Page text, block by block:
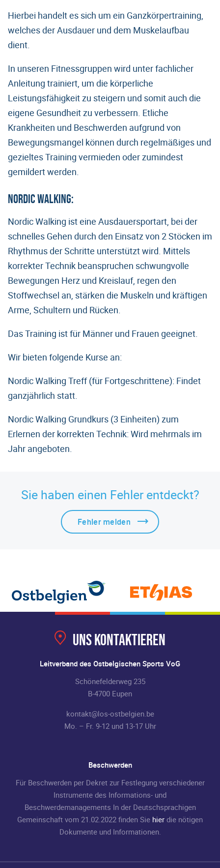
Hierbei handelt es sich um ein Ganzkörpertraining,
welches der Ausdauer und dem Muskelaufbau
dient.
In unseren Fitnessgruppen wird unter fachlicher
Anleitung trainiert, um die körperliche
Leistungsfähigkeit zu steigern und somit auch die
eigene Gesundheit zu verbessern. Etliche
Krankheiten und Beschwerden aufgrund von
Bewegungsmangel können durch regelmäßiges und
gezieltes Training vermieden oder zumindest
gemildert werden.
Nordic Walking:
Nordic Walking ist eine Ausdauersportart, bei der
schnelles Gehen durch den Einsatz von 2 Stöcken im
Rhythmus der Schritte unterstützt wird. Mittels
korrekter Technik beanspruchen schwungvolle
Bewegungen Herz und Kreislauf, regen den
Stoffwechsel an, stärken die Muskeln und kräftigen
Arme, Schultern und Rücken.
Das Training ist für Männer und Frauen geeignet.
Wir bieten folgende Kurse an:
Nordic Walking Treff (für Fortgeschrittene): Findet
ganzjährlich statt.
Nordic Walking Grundkurs (3 Einheiten) zum
Erlernen der korrekten Technik: Wird mehrmals im
Jahr angeboten.
Sie haben einen Fehler entdeckt?
Fehler melden
Uns kontaktieren
Leitverband des Ostbelgischen Sports VoG
Schönefelderweg 235
B-4700 Eupen
kontakt@los-ostbelgien.be
Mo. – Fr. 9-12 und 13-17 Uhr
Beschwerden
Für Beschwerden per Dekret zur Festlegung verschiedener
Instrumente des Informations- und
Beschwerdemanagements In der Deutschsprachigen
Gemeinschaft vom 21.02.2022 finden Sie hier die nötigen
Dokumente und Informationen.